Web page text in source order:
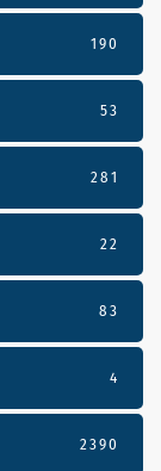
190
53
281
22
83
4
2390